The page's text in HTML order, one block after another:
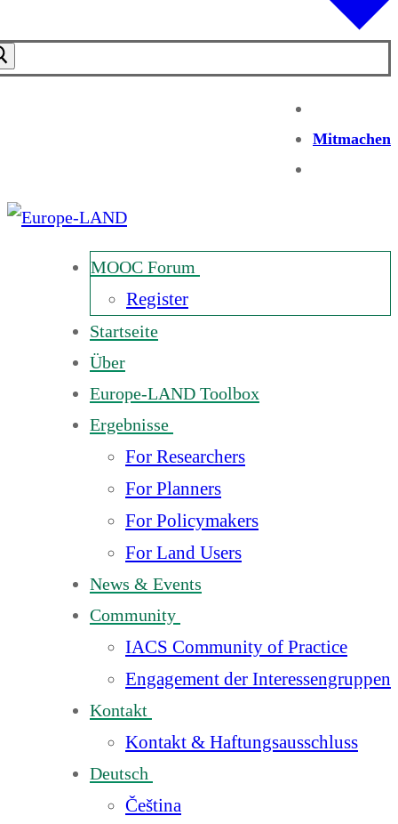
Mitmachen
MOOC Forum
Register
Startseite
Über
Europe-LAND Toolbox
Ergebnisse
For Researchers
For Planners
For Policymakers
For Land Users
News & Events
Community
IACS Community of Practice
Engagement der Interessengruppen
Kontakt
Kontakt & Haftungsausschluss
Deutsch
Čeština